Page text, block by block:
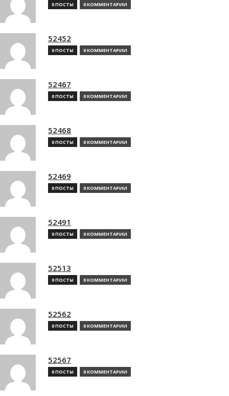
0 ПОСТЫ 0 КОММЕНТАРИИ
52452
0 ПОСТЫ 0 КОММЕНТАРИИ
52467
0 ПОСТЫ 0 КОММЕНТАРИИ
52468
0 ПОСТЫ 0 КОММЕНТАРИИ
52469
0 ПОСТЫ 0 КОММЕНТАРИИ
52491
0 ПОСТЫ 0 КОММЕНТАРИИ
52513
0 ПОСТЫ 0 КОММЕНТАРИИ
52562
0 ПОСТЫ 0 КОММЕНТАРИИ
52567
0 ПОСТЫ 0 КОММЕНТАРИИ